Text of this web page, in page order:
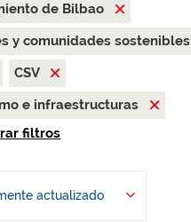
de Bilbao
y comunidades sostenibles
CSV
e infraestructuras
filtros
actualizado